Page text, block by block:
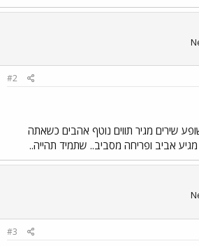
#2
שירים מגיר תווים נוטף אהבים כשאתה
אביב ופריחה מסביב.. שתמיד תהייה..
#3